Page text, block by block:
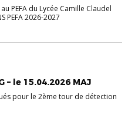
PEFA du Lycée Camille Claudel
PEFA 2026-2027
le 15.04.2026 MAJ
pour le 2ème tour de détection